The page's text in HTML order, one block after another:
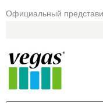
Официальный